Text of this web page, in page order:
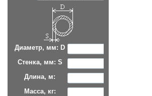
Диаметр, мм: D
Стенка, мм: S
Длина, м:
Масса, кг: